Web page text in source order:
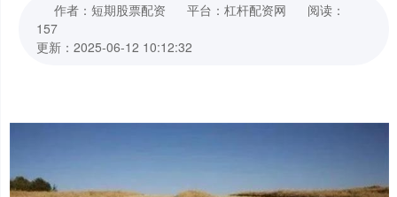
作者：短期股票配资 平台：杠杆配资网
阅读：
157
更新：2025-06-12 10:12:32